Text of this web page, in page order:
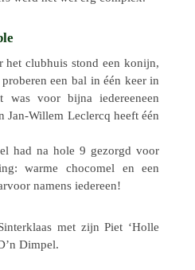
het club­huis stond een konijn,
een bal in één keer in
voor bijna ieder­eeneen
Jan-Willem Leclercq heeft één
had na hole 9 gezorgd voor
warme choco­mel en een
namens iedereen!
met zijn Piet ‘Holle
Dimpel.